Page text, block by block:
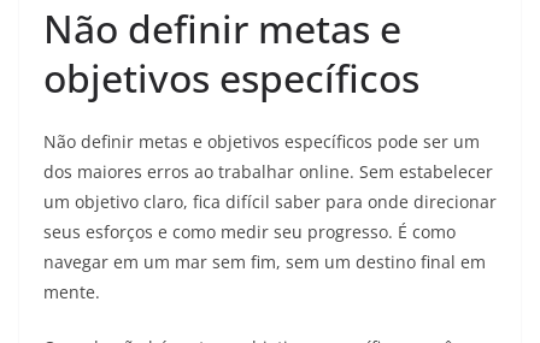
Não definir metas e
objetivos específicos
Não definir metas e objetivos específicos pode ser um
dos maiores erros ao trabalhar online. Sem estabelecer
um objetivo claro, fica difícil saber para onde direcionar
seus esforços e como medir seu progresso. É como
navegar em um mar sem fim, sem um destino final em
mente.